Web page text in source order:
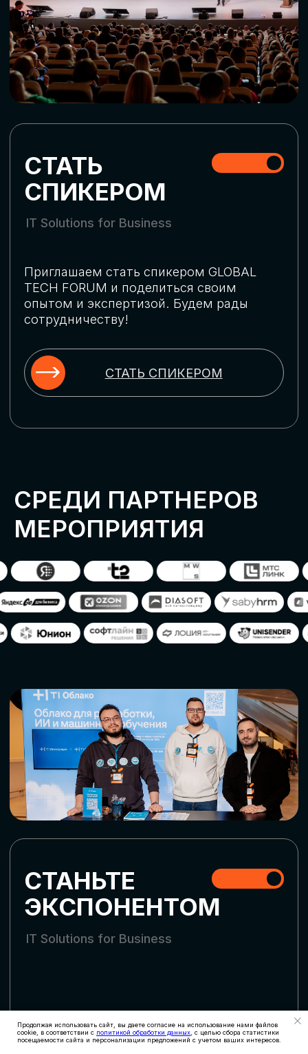
Продолжая использовать сайт, вы даете согласие на использование нами файлов
cookie, в соответствии с политикой обработки данных , с целью сбора статистики
посещаемости сайта и персонализации предложений с учетом ваших интересов.
ОСТАВИТЬ
ЗАЯВКУ
СТАТЬ ПАРТНЕРОМ
СКАЧАТЬ ПРОГРАММУ
СТАТЬ СПИКЕРОМ
Оставьте заявку, наши менеджеры
СТАТЬ УЧАСТНИКОМ